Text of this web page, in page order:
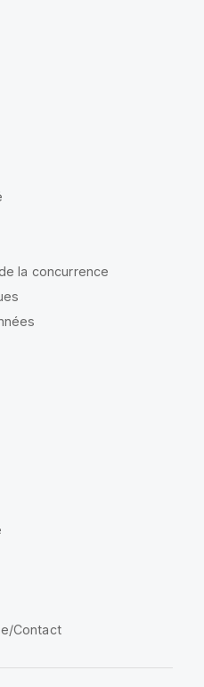
la concurrence
Contact